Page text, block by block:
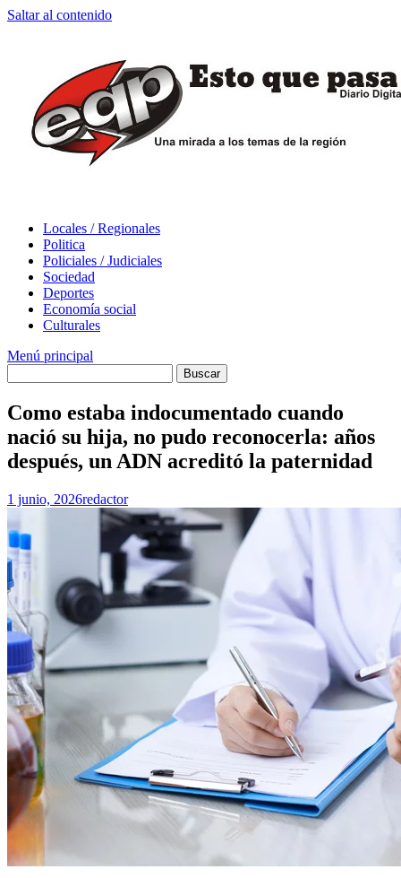
Saltar al contenido
Locales / Regionales
Politica
Policiales / Judiciales
Sociedad
Deportes
Economía social
Culturales
Menú principal
Como estaba indocumentado cuando
nació su hija, no pudo reconocerla: años
después, un ADN acreditó la paternidad
1 junio, 2026redactor